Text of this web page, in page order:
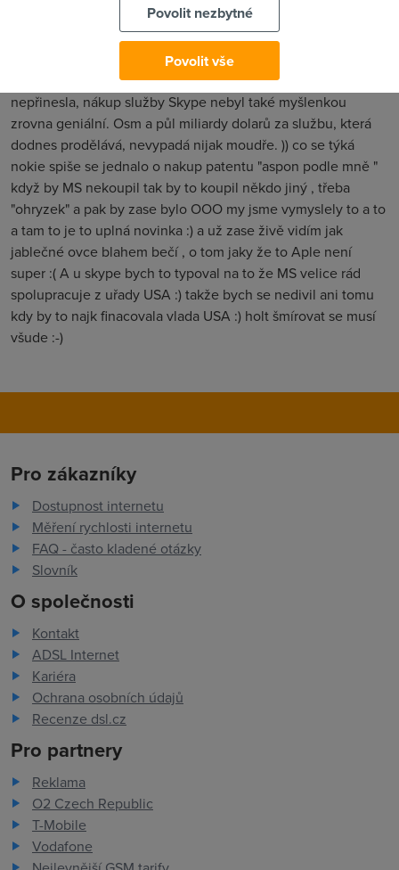
let nebudou zapomnenuty ! aspon těmi co mají rozum "non
jablečné ovce " ty už je neunají tedka :) a co nejde na 2 click
je na hov** ! ale podstatné je to že jim mozky velmi rychle
degradují :) ((Investice do Nokie zatím nic dobrého
nepřinesla, nákup služby Skype nebyl také myšlenkou
zrovna geniální. Osm a půl miliardy dolarů za službu, která
dodnes prodělává, nevypadá nijak moudře. )) co se týká
nokie spiše se jednalo o nakup patentu "aspon podle mně "
když by MS nekoupil tak by to koupil někdo jiný , třeba
"ohryzek" a pak by zase bylo OOO my jsme vymyslely to a to
a tam to je to uplná novinka :) a už zase živě vidím jak
jablečné ovce blahem bečí , o tom jaky že to Aple není
super :( A u skype bych to typoval na to že MS velice rád
spolupracuje z uřady USA :) takže bych se nedivil ani tomu
kdy by to najk finacovala vlada USA :) holt šmírovat se musí
všude :-)
Pro zákazníky
Dostupnost internetu
Měření rychlosti internetu
FAQ - často kladené otázky
Slovník
O společnosti
Kontakt
ADSL Internet
Kariéra
Ochrana osobních údajů
Recenze dsl.cz
Pro partnery
Reklama
O2 Czech Republic
T-Mobile
Vodafone
Povolit nezbytné
Povolit vše